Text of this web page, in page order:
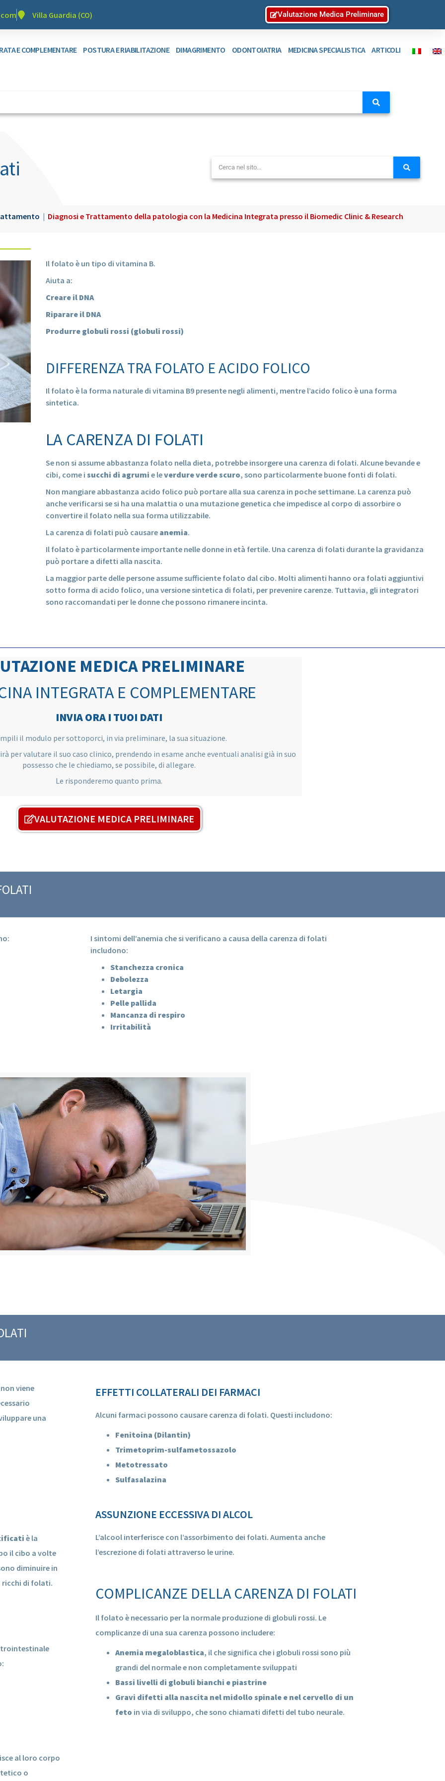
Villa Guardia (CO) Valutazione Medica Preliminare
E COMPLEMENTARE POSTURA E RIABILITAZIONE DIMAGRIMENTO ODONTOIATRIA MEDICINA SPECIALISTICA ARTICOLI
| Diagnosi e Trattamento della patologia con la Medicina Integrata presso il Biomedic Clinic & Research
Il folato è un tipo di vitamina B.
Aiuta a:
Creare il DNA
Riparare il DNA
Produrre globuli rossi (globuli rossi)
DIFFERENZA TRA FOLATO E ACIDO FOLICO
Il folato è la forma naturale di vitamina B9 presente negli alimenti, mentre l’acido folico è una forma
sintetica.
LA CARENZA DI FOLATI
Se non si assume abbastanza folato nella dieta, potrebbe insorgere una carenza di folati. Alcune bevande e
cibi, come i succhi di agrumi e leverdure verde scuro, sono particolarmente buone fonti di folati.
Non mangiare abbastanza acido folico può portare alla sua carenza in poche settimane. La carenza può
anche verificarsi se si ha una malattia o una mutazione genetica che impedisce al corpo di assorbire o
convertire il folato nella sua forma utilizzabile.
La carenza di folati può causare anemia.
Il folato è particolarmente importante nelle donne in età fertile. Una carenza di folati durante la gravidanza
può portare a difetti alla nascita.
La maggior parte delle persone assume sufficiente folato dal cibo. Molti alimenti hanno ora folati aggiuntivi
sotto forma di acido folico, una versione sintetica di folati, per prevenire carenze. Tuttavia, gli integratori
sono raccomandati per le donne che possono rimanere incinta.
MEDICA PRELIMINARE
INTEGRATA E COMPLEMENTARE
INVIA ORA I TUOI DATI
il modulo per sottoporci, in via preliminare, la sua situazione.
per valutare il suo caso clinico, prendendo in esame anche eventuali analisi già in suo
possesso che le chiediamo, se possibile, di allegare.
Le risponderemo quanto prima.
VALUTAZIONE MEDICA PRELIMINARE
I sintomi dell’anemia che si verificano a causa della carenza di folati
includono:
Stanchezza cronica
Debolezza
Letargia
Pelle pallida
Mancanza di respiro
Irritabilità
viene
una
è la
il cibo a volte
diminuire in
ricchi di folati.
al loro corpo
o
EFFETTI COLLATERALI DEI FARMACI
Alcuni farmaci possono causare carenza di folati. Questi includono:
Fenitoina (Dilantin)
Trimetoprim-sulfametossazolo
Metotressato
Sulfasalazina
ASSUNZIONE ECCESSIVA DI ALCOL
L’alcool interferisce con l’assorbimento dei folati. Aumenta anche
l’escrezione di folati attraverso le urine.
COMPLICANZE DELLA CARENZA DI FOLATI
Il folato è necessario per la normale produzione di globuli rossi. Le
complicanze di una sua carenza possono includere:
Anemia megaloblastica, il che significa che i globuli rossi sono più
grandi del normale e non completamente sviluppati
Bassi livelli di globuli bianchi e piastrine
Gravi difetti alla nascita nel midollo spinale e nel cervello di un
feto in via di sviluppo, che sono chiamati difetti del tubo neurale.